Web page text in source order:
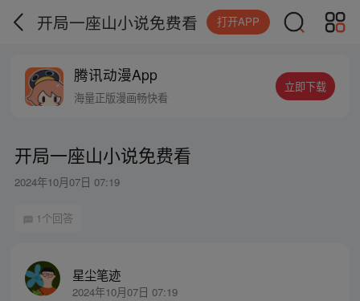
开局一座山小说免费看 打开APP
腾讯动漫App
海量正版漫画畅快看
立即下载
开局一座山小说免费看
2024年10月07日 07:19
1个回答
星尘笔迹
2024年10月07日 07:19